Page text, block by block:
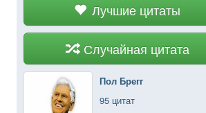
Лучшие цитаты
Случайная цитата
Пол Брегг
95 цитат